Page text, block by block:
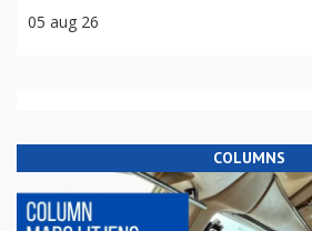
05 aug 26
COLUMNS